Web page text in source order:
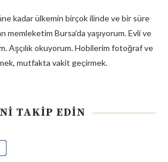
kadar ülkemin birçok ilinde ve bir süre
memleketim Bursa’da yaşıyorum. Evli ve
Aşçılık okuyorum. Hobilerim fotoğraf ve
mutfakta vakit geçirmek.
TAKIP EDIN